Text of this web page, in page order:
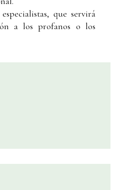
que servirá
a los profanos o los